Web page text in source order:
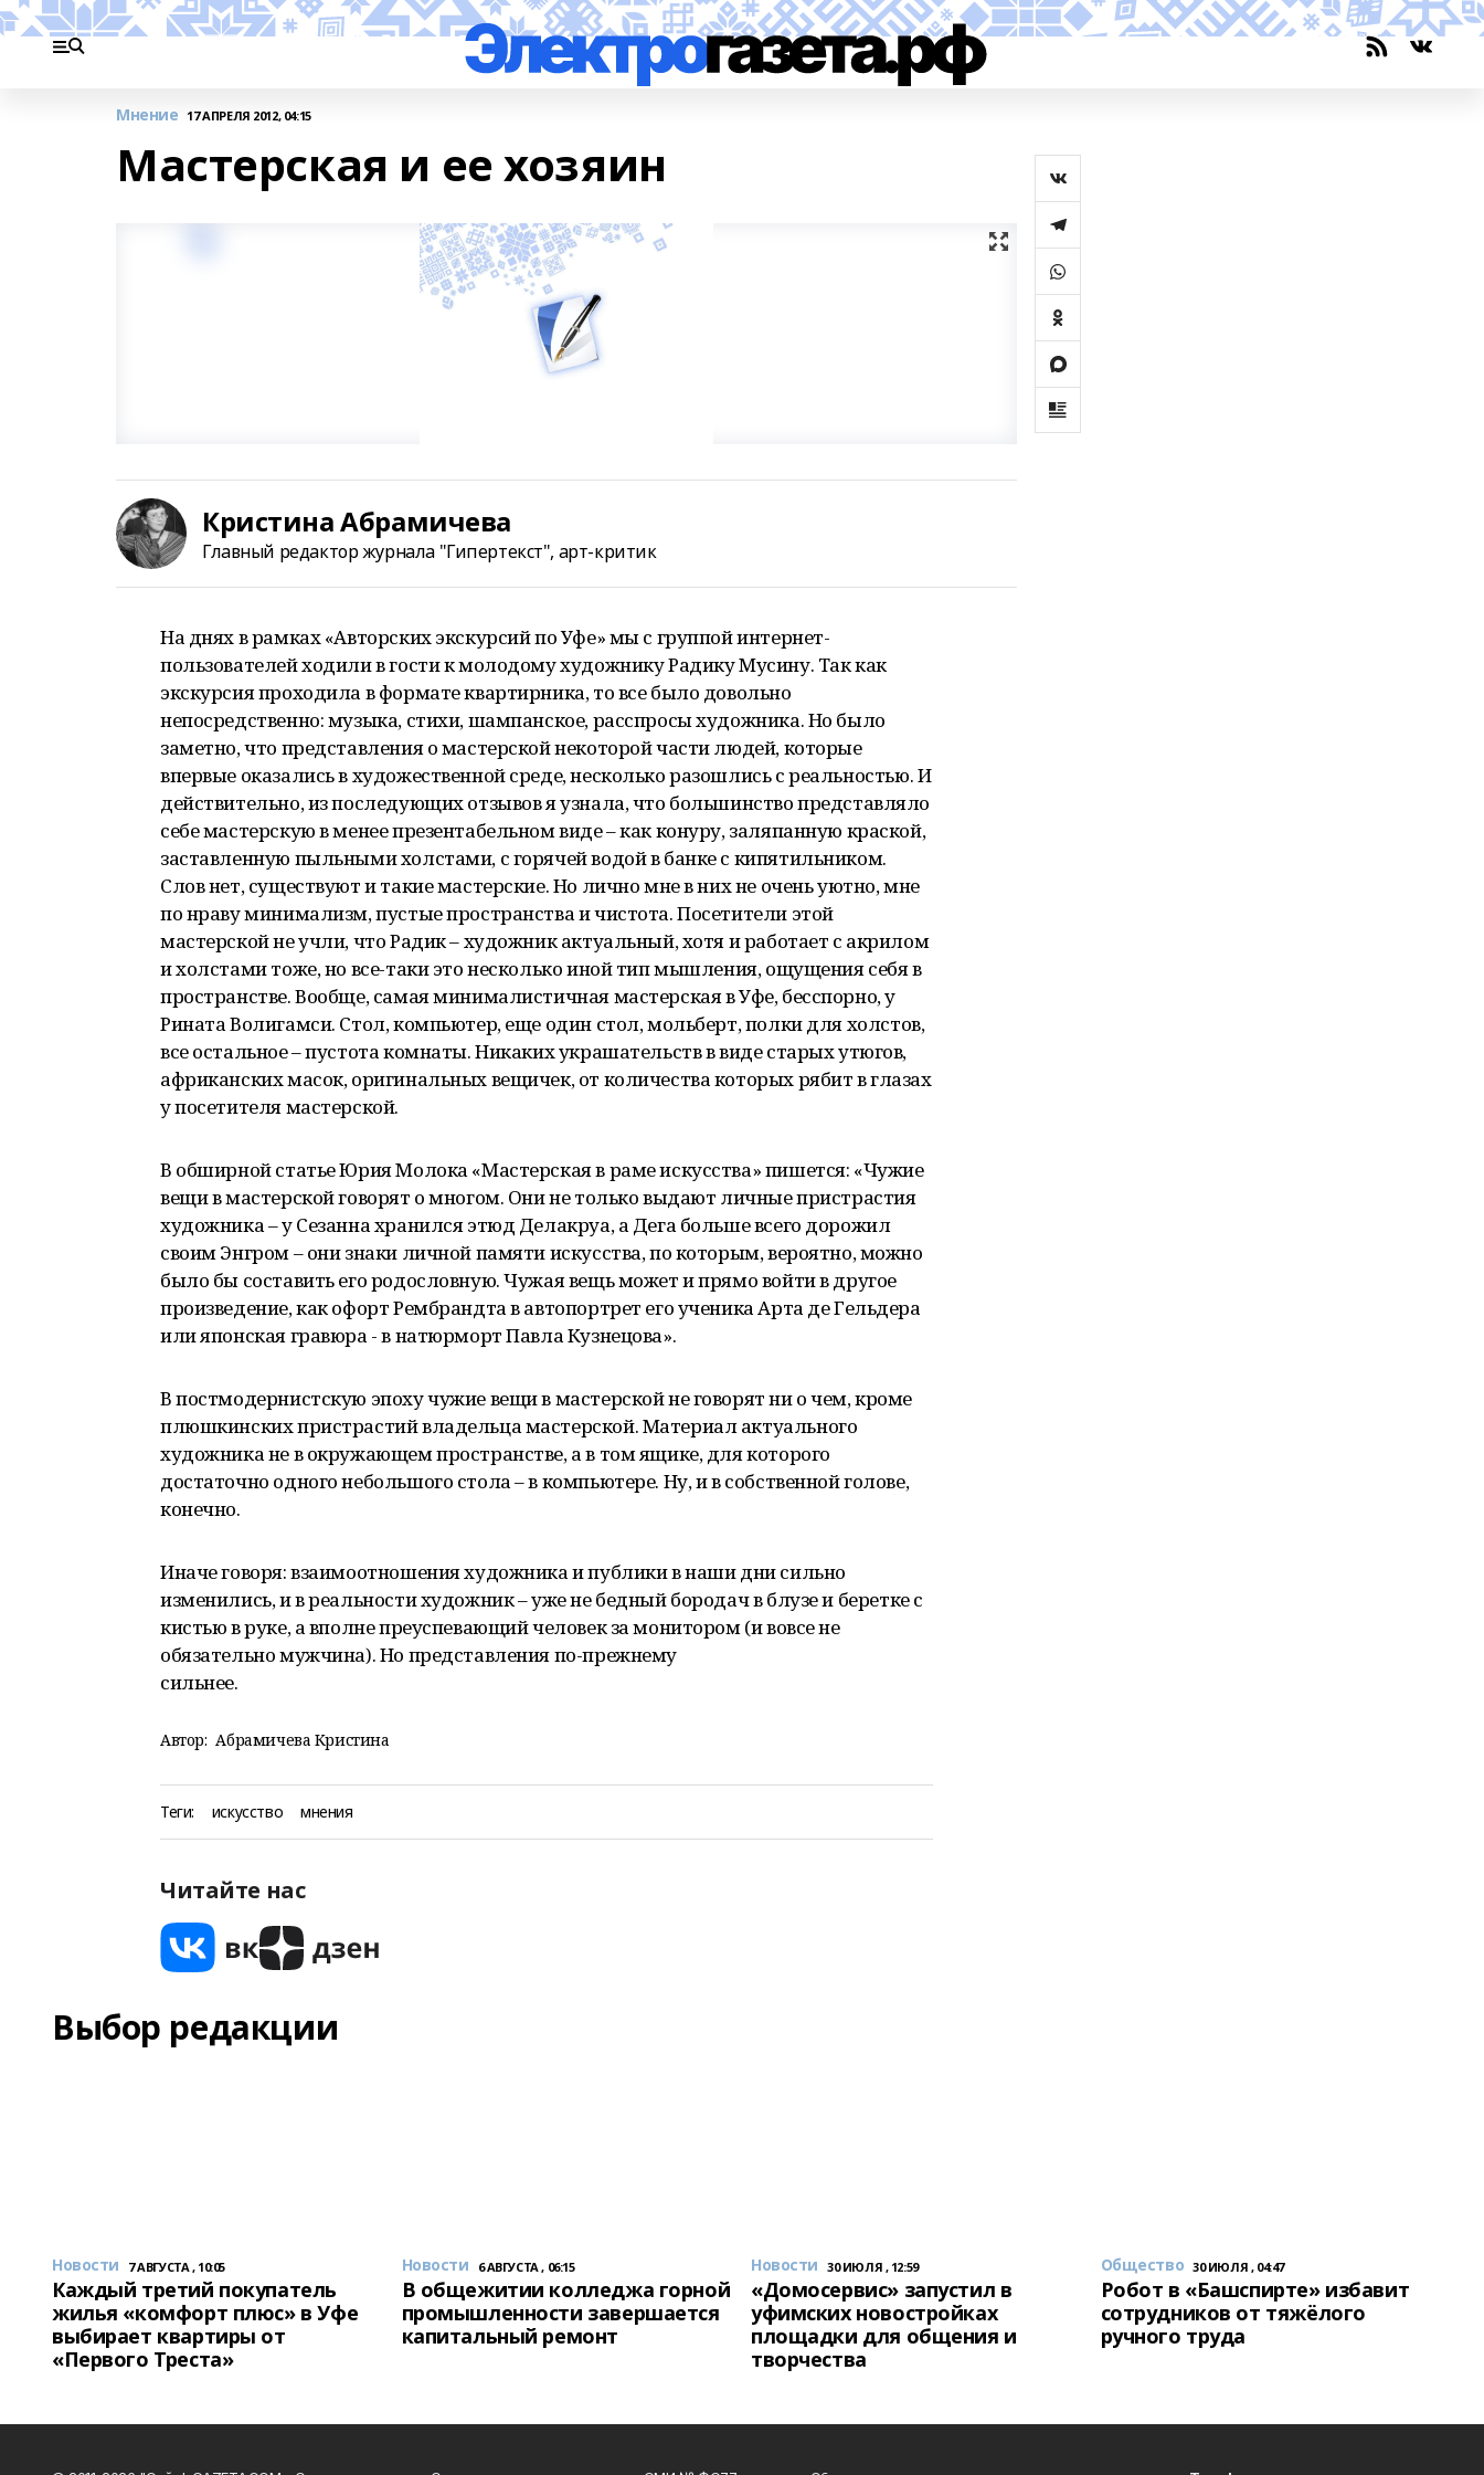
Мнение 17 АПРЕЛЯ 2012, 04:15
Мастерская и ее хозяин
Кристина Абрамичева
Главный редактор журнала "Гипертекст", арт-критик
На днях в рамках «Авторских экскурсий по Уфе» мы с группой интернет-
пользователей ходили в гости к молодому художнику Радику Мусину. Так как
экскурсия проходила в формате квартирника, то все было довольно
непосредственно: музыка, стихи, шампанское, расспросы художника. Но было
заметно, что представления о мастерской некоторой части людей, которые
впервые оказались в художественной среде, несколько разошлись с реальностью. И
действительно, из последующих отзывов я узнала, что большинство представляло
себе мастерскую в менее презентабельном виде – как конуру, заляпанную краской,
заставленную пыльными холстами, с горячей водой в банке с кипятильником.
Слов нет, существуют и такие мастерские. Но лично мне в них не очень уютно, мне
по нраву минимализм, пустые пространства и чистота. Посетители этой
мастерской не учли, что Радик – художник актуальный, хотя и работает с акрилом
и холстами тоже, но все-таки это несколько иной тип мышления, ощущения себя в
пространстве. Вообще, самая минималистичная мастерская в Уфе, бесспорно, у
Рината Волигамси. Стол, компьютер, еще один стол, мольберт, полки для холстов,
все остальное – пустота комнаты. Никаких украшательств в виде старых утюгов,
африканских масок, оригинальных вещичек, от количества которых рябит в глазах
у посетителя мастерской.
В обширной статье Юрия Молока «Мастерская в раме искусства» пишется: «Чужие
вещи в мастерской говорят о многом. Они не только выдают личные пристрастия
художника – у Сезанна хранился этюд Делакруа, а Дега больше всего дорожил
своим Энгром – они знаки личной памяти искусства, по которым, вероятно, можно
было бы составить его родословную. Чужая вещь может и прямо войти в другое
произведение, как офорт Рембрандта в автопортрет его ученика Арта де Гельдера
или японская гравюра - в натюрморт Павла Кузнецова».
В постмодернистскую эпоху чужие вещи в мастерской не говорят ни о чем, кроме
плюшкинских пристрастий владельца мастерской. Материал актуального
художника не в окружающем пространстве, а в том ящике, для которого
достаточно одного небольшого стола – в компьютере. Ну, и в собственной голове,
конечно.
Иначе говоря: взаимоотношения художника и публики в наши дни сильно
изменились, и в реальности художник – уже не бедный бородач в блузе и беретке с
кистью в руке, а вполне преуспевающий человек за монитором (и вовсе не
обязательно мужчина). Но представления по-прежнему
сильнее.
Автор: Абрамичева Кристина
Теги: искусство мнения
Читайте нас
Выбор редакции
Новости 7 АВГУСТА , 10:05
Каждый третий покупатель
жилья «комфорт плюс» в Уфе
выбирает квартиры от
«Первого Треста»
Новости 6 АВГУСТА , 06:15
В общежитии колледжа горной
промышленности завершается
капитальный ремонт
Новости 30 ИЮЛЯ , 12:59
«Домосервис» запустил в
уфимских новостройках
площадки для общения и
творчества
Общество 30 ИЮЛЯ , 04:47
Робот в «Башспирте» избавит
сотрудников от тяжёлого
ручного труда